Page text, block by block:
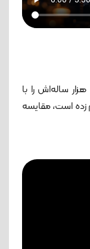
ساله‌اش را با
زده است، مقایسه